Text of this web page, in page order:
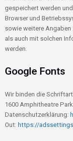
gespeichert werden
Browser und
sowie weitere
als auch mit solchen
werden.
Google Fonts
Wir binden die
1600 Amphitheatre
Datenschutzerklärung:
Out: https://